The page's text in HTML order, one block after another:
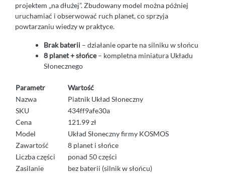
projektem „na dłużej”. Zbudowany model można później
uruchamiać i obserwować ruch planet, co sprzyja
powtarzaniu wiedzy w praktyce.
Brak baterii – działanie oparte na silniku w słońcu
8 planet + słońce– kompletna miniatura Układu
Słonecznego
Parametr
Wartość
Nazwa
Piatnik Układ Słoneczny
SKU
434ff9afe30a
Cena
121.99 zł
Model
Układ Słoneczny firmy KOSMOS
Zawartość
8 planet i słońce
Liczba części
ponad 50 części
Zasilanie
bez baterii (silnik w słońcu)